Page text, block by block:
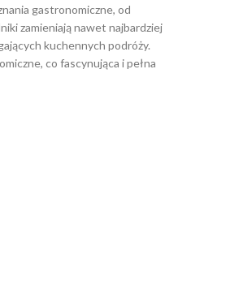
gastronomiczne, od
zamieniają nawet najbardziej
kuchennych podróży.
co fascynująca i pełna